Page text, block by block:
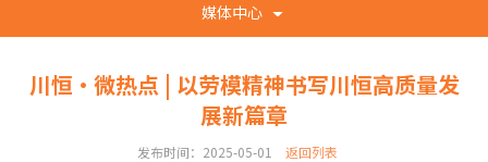
媒体中心
川恒·微热点 | 以劳模精神书写川恒高质量发
展新篇章
发布时间：2025-05-01 返回列表